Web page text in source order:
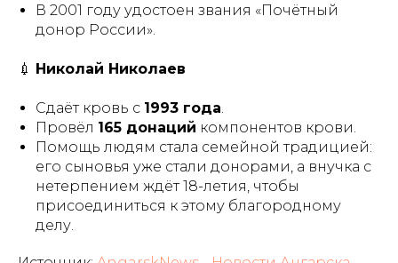
В 2001 году удостоен звания «Почётный
донор России».
💉 Николай Николаев
Сдаёт кровь с 1993 года.
Провёл 165 донаций компонентов крови.
Помощь людям стала семейной традицией:
его сыновья уже стали донорами, а внучка с
нетерпением ждёт 18-летия, чтобы
присоединиться к этому благородному
делу.